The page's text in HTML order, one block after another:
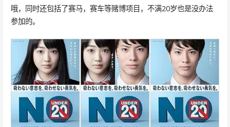
哦，同时还包括了赛马，赛车等赌博项目，不满20岁也是没办法
参加的。